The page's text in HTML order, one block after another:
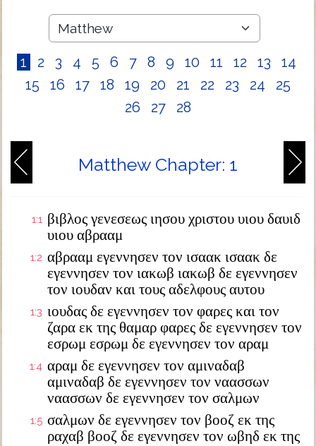
1 2 3 4 5 6 7 8 9 10 11 12 13
14
15
16 17 18 19 20 21 22 23 24
25
26
27 28
Matthew Chapter: 1
1:1 βιβλος γενεσεως ιησου χριστου υιου δαυιδ
υιου αβρααμ
1:2 αβρααμ εγεννησεν τον ισαακ ισαακ δε
εγεννησεν τον ιακωβ ιακωβ δε εγεννησεν
τον ιουδαν και τους αδελφους αυτου
1:3 ιουδας δε εγεννησεν τον φαρες και τον
ζαρα εκ της θαμαρ φαρες δε εγεννησεν τον
εσρωμ εσρωμ δε εγεννησεν τον αραμ
1:4 αραμ δε εγεννησεν τον αμιναδαβ
αμιναδαβ δε εγεννησεν τον ναασσων
ναασσων δε εγεννησεν τον σαλμων
1:5 σαλμων δε εγεννησεν τον βοοζ εκ της
ραχαβ βοοζ δε εγεννησεν τον ωβηδ εκ της